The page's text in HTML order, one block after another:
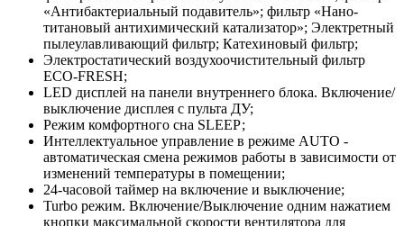
«Антибактериальный подавитель»; фильтр «Нано-
титановый антихимический катализатор»; Электретный
пылеулавливающий фильтр; Катехиновый фильтр;
Электростатический воздухоочистительный фильтр
ЕСО-FRESH;
LED дисплей на панели внутреннего блока. Включение/
выключение дисплея с пульта ДУ;
Режим комфортного сна SLЕЕР;
Интеллектуальное управление в режиме AUTO -
автоматическая смена режимов работы в зависимости от
изменений температуры в помещении;
24-часовой таймер на включение и выключение;
Turbo режим. Включение/Выключение одним нажатием
кнопки максимальной скорости вентилятора для